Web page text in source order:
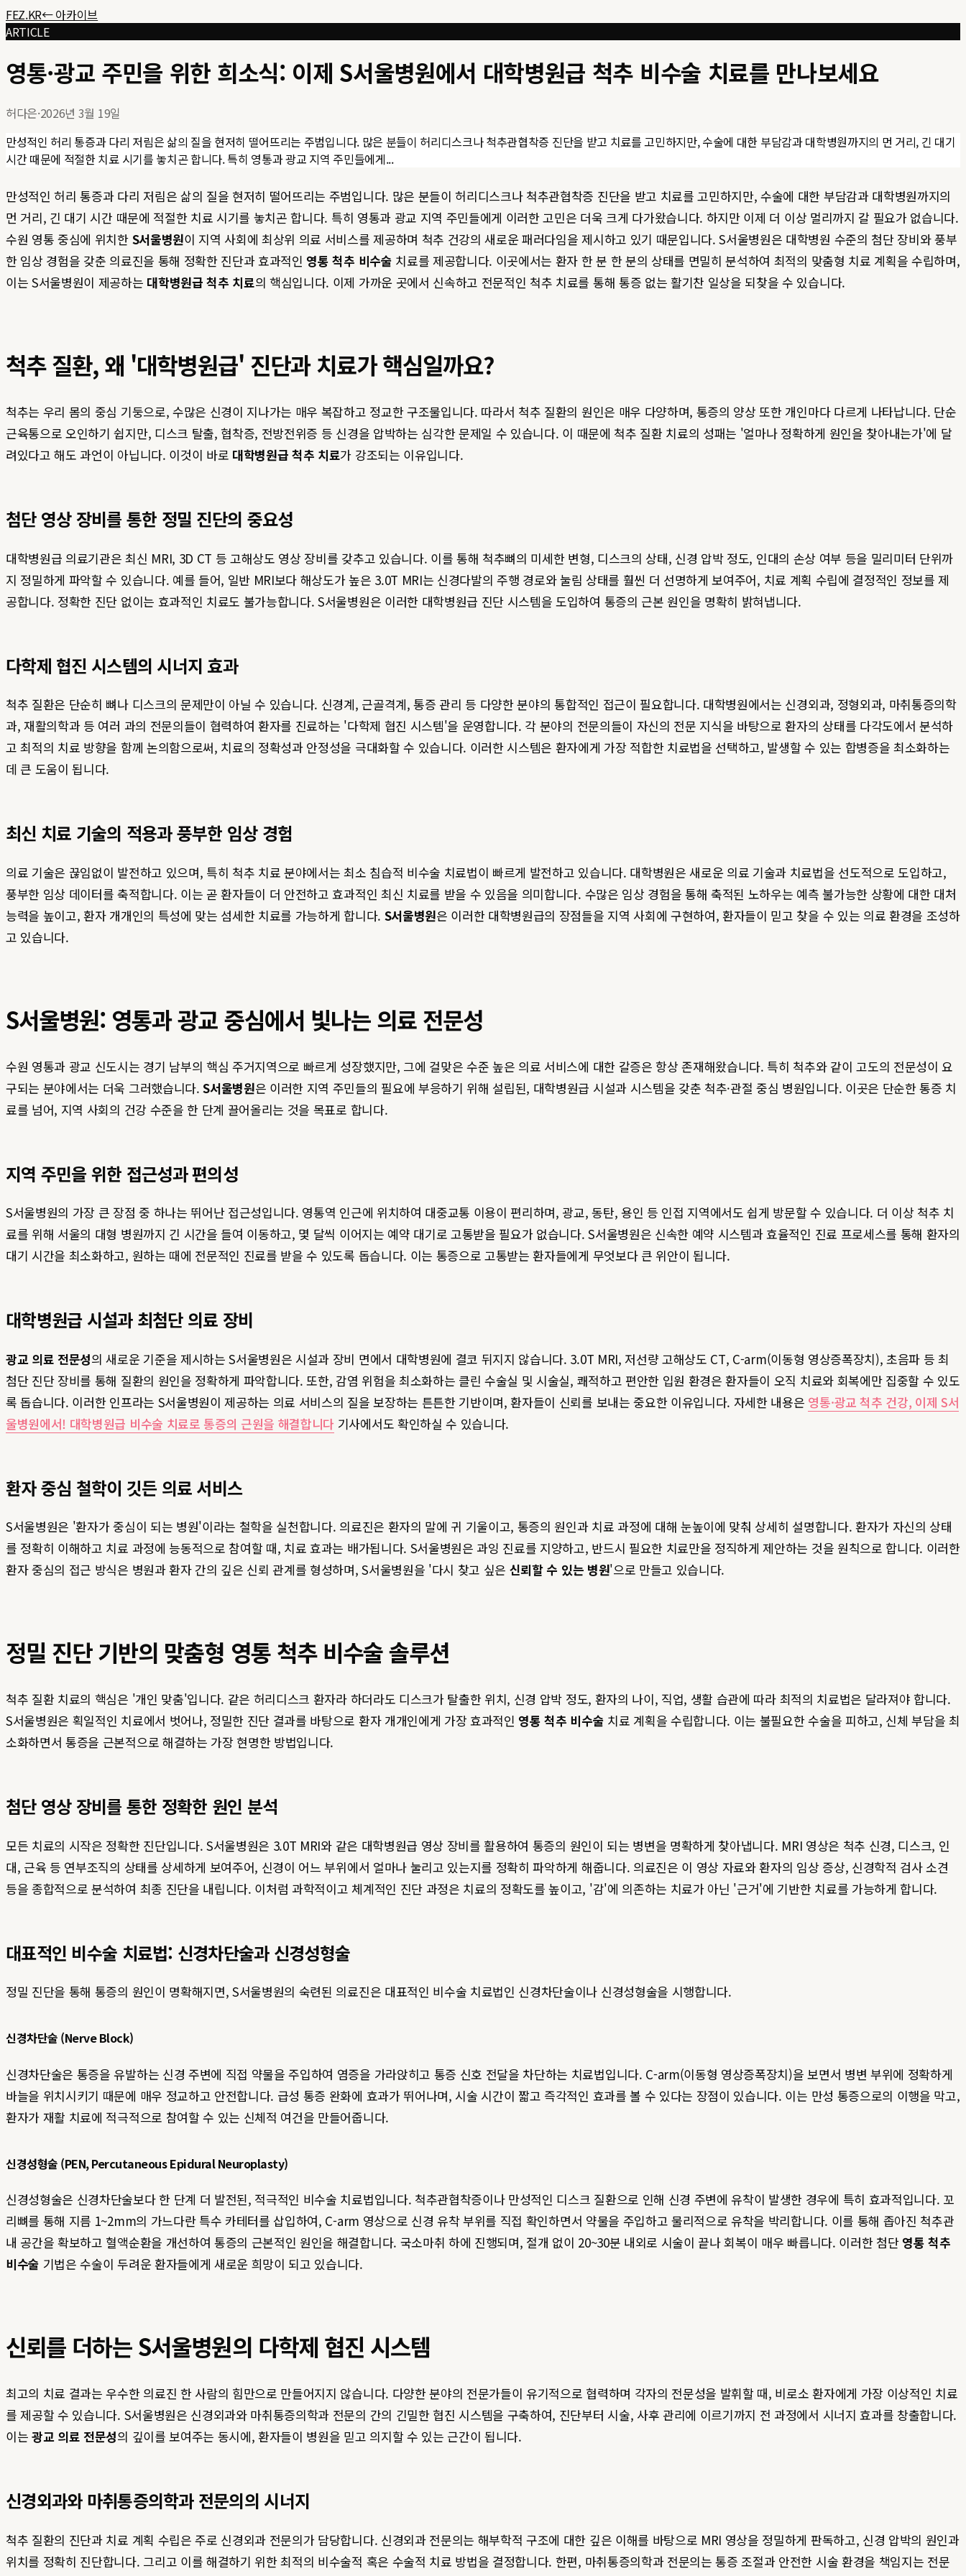
FEZ.KR← 아카이브
ARTICLE
영통·광교 주민을 위한 희소식: 이제 S서울병원에서 대학병원급 척추 비수술 치료를 만나보세요
허다은·2026년 3월 19일
만성적인 허리 통증과 다리 저림은 삶의 질을 현저히 떨어뜨리는 주범입니다. 많은 분들이 허리디스크나 척추관협착증 진단을 받고 치료를 고민하지만, 수술에 대한 부담감과 대학병원까지의 먼 거리, 긴 대기
시간 때문에 적절한 치료 시기를 놓치곤 합니다. 특히 영통과 광교 지역 주민들에게...
만성적인 허리 통증과 다리 저림은 삶의 질을 현저히 떨어뜨리는 주범입니다. 많은 분들이 허리디스크나 척추관협착증 진단을 받고 치료를 고민하지만, 수술에 대한 부담감과 대학병원까지의
먼 거리, 긴 대기 시간 때문에 적절한 치료 시기를 놓치곤 합니다. 특히 영통과 광교 지역 주민들에게 이러한 고민은 더욱 크게 다가왔습니다. 하지만 이제 더 이상 멀리까지 갈 필요가 없습니다.
수원 영통 중심에 위치한 S서울병원이 지역 사회에 최상위 의료 서비스를 제공하며 척추 건강의 새로운 패러다임을 제시하고 있기 때문입니다. S서울병원은 대학병원 수준의 첨단 장비와 풍부
한 임상 경험을 갖춘 의료진을 통해 정확한 진단과 효과적인 영통 척추 비수술 치료를 제공합니다. 이곳에서는 환자 한 분 한 분의 상태를 면밀히 분석하여 최적의 맞춤형 치료 계획을 수립하며,
이는 S서울병원이 제공하는 대학병원급 척추 치료의 핵심입니다. 이제 가까운 곳에서 신속하고 전문적인 척추 치료를 통해 통증 없는 활기찬 일상을 되찾을 수 있습니다.
척추 질환, 왜 '대학병원급' 진단과 치료가 핵심일까요?
척추는 우리 몸의 중심 기둥으로, 수많은 신경이 지나가는 매우 복잡하고 정교한 구조물입니다. 따라서 척추 질환의 원인은 매우 다양하며, 통증의 양상 또한 개인마다 다르게 나타납니다. 단순
근육통으로 오인하기 쉽지만, 디스크 탈출, 협착증, 전방전위증 등 신경을 압박하는 심각한 문제일 수 있습니다. 이 때문에 척추 질환 치료의 성패는 '얼마나 정확하게 원인을 찾아내는가'에 달
려있다고 해도 과언이 아닙니다. 이것이 바로 대학병원급 척추 치료가 강조되는 이유입니다.
첨단 영상 장비를 통한 정밀 진단의 중요성
대학병원급 의료기관은 최신 MRI, 3D CT 등 고해상도 영상 장비를 갖추고 있습니다. 이를 통해 척추뼈의 미세한 변형, 디스크의 상태, 신경 압박 정도, 인대의 손상 여부 등을 밀리미터 단위까
지 정밀하게 파악할 수 있습니다. 예를 들어, 일반 MRI보다 해상도가 높은 3.0T MRI는 신경다발의 주행 경로와 눌림 상태를 훨씬 더 선명하게 보여주어, 치료 계획 수립에 결정적인 정보를 제
공합니다. 정확한 진단 없이는 효과적인 치료도 불가능합니다. S서울병원은 이러한 대학병원급 진단 시스템을 도입하여 통증의 근본 원인을 명확히 밝혀냅니다.
다학제 협진 시스템의 시너지 효과
척추 질환은 단순히 뼈나 디스크의 문제만이 아닐 수 있습니다. 신경계, 근골격계, 통증 관리 등 다양한 분야의 통합적인 접근이 필요합니다. 대학병원에서는 신경외과, 정형외과, 마취통증의학
과, 재활의학과 등 여러 과의 전문의들이 협력하여 환자를 진료하는 '다학제 협진 시스템'을 운영합니다. 각 분야의 전문의들이 자신의 전문 지식을 바탕으로 환자의 상태를 다각도에서 분석하
고 최적의 치료 방향을 함께 논의함으로써, 치료의 정확성과 안정성을 극대화할 수 있습니다. 이러한 시스템은 환자에게 가장 적합한 치료법을 선택하고, 발생할 수 있는 합병증을 최소화하는
데 큰 도움이 됩니다.
최신 치료 기술의 적용과 풍부한 임상 경험
의료 기술은 끊임없이 발전하고 있으며, 특히 척추 치료 분야에서는 최소 침습적 비수술 치료법이 빠르게 발전하고 있습니다. 대학병원은 새로운 의료 기술과 치료법을 선도적으로 도입하고,
풍부한 임상 데이터를 축적합니다. 이는 곧 환자들이 더 안전하고 효과적인 최신 치료를 받을 수 있음을 의미합니다. 수많은 임상 경험을 통해 축적된 노하우는 예측 불가능한 상황에 대한 대처
능력을 높이고, 환자 개개인의 특성에 맞는 섬세한 치료를 가능하게 합니다. S서울병원은 이러한 대학병원급의 장점들을 지역 사회에 구현하여, 환자들이 믿고 찾을 수 있는 의료 환경을 조성하
고 있습니다.
S서울병원: 영통과 광교 중심에서 빛나는 의료 전문성
수원 영통과 광교 신도시는 경기 남부의 핵심 주거지역으로 빠르게 성장했지만, 그에 걸맞은 수준 높은 의료 서비스에 대한 갈증은 항상 존재해왔습니다. 특히 척추와 같이 고도의 전문성이 요
구되는 분야에서는 더욱 그러했습니다.S서울병원은 이러한 지역 주민들의 필요에 부응하기 위해 설립된, 대학병원급 시설과 시스템을 갖춘 척추·관절 중심 병원입니다. 이곳은 단순한 통증 치
료를 넘어, 지역 사회의 건강 수준을 한 단계 끌어올리는 것을 목표로 합니다.
지역 주민을 위한 접근성과 편의성
S서울병원의 가장 큰 장점 중 하나는 뛰어난 접근성입니다. 영통역 인근에 위치하여 대중교통 이용이 편리하며, 광교, 동탄, 용인 등 인접 지역에서도 쉽게 방문할 수 있습니다. 더 이상 척추 치
료를 위해 서울의 대형 병원까지 긴 시간을 들여 이동하고, 몇 달씩 이어지는 예약 대기로 고통받을 필요가 없습니다. S서울병원은 신속한 예약 시스템과 효율적인 진료 프로세스를 통해 환자의
대기 시간을 최소화하고, 원하는 때에 전문적인 진료를 받을 수 있도록 돕습니다. 이는 통증으로 고통받는 환자들에게 무엇보다 큰 위안이 됩니다.
대학병원급 시설과 최첨단 의료 장비
광교 의료 전문성의 새로운 기준을 제시하는 S서울병원은 시설과 장비 면에서 대학병원에 결코 뒤지지 않습니다. 3.0T MRI, 저선량 고해상도 CT, C-arm(이동형 영상증폭장치), 초음파 등 최
첨단 진단 장비를 통해 질환의 원인을 정확하게 파악합니다. 또한, 감염 위험을 최소화하는 클린 수술실 및 시술실, 쾌적하고 편안한 입원 환경은 환자들이 오직 치료와 회복에만 집중할 수 있도
록 돕습니다. 이러한 인프라는 S서울병원이 제공하는 의료 서비스의 질을 보장하는 튼튼한 기반이며, 환자들이 신뢰를 보내는 중요한 이유입니다. 자세한 내용은 영통·광교 척추 건강, 이제 S서
울병원에서! 대학병원급 비수술 치료로 통증의 근원을 해결합니다 기사에서도 확인하실 수 있습니다.
환자 중심 철학이 깃든 의료 서비스
S서울병원은 '환자가 중심이 되는 병원'이라는 철학을 실천합니다. 의료진은 환자의 말에 귀 기울이고, 통증의 원인과 치료 과정에 대해 눈높이에 맞춰 상세히 설명합니다. 환자가 자신의 상태
를 정확히 이해하고 치료 과정에 능동적으로 참여할 때, 치료 효과는 배가됩니다. S서울병원은 과잉 진료를 지양하고, 반드시 필요한 치료만을 정직하게 제안하는 것을 원칙으로 합니다. 이러한
환자 중심의 접근 방식은 병원과 환자 간의 깊은 신뢰 관계를 형성하며, S서울병원을 '다시 찾고 싶은 신뢰할 수 있는 병원'으로 만들고 있습니다.
정밀 진단 기반의 맞춤형 영통 척추 비수술 솔루션
척추 질환 치료의 핵심은 '개인 맞춤'입니다. 같은 허리디스크 환자라 하더라도 디스크가 탈출한 위치, 신경 압박 정도, 환자의 나이, 직업, 생활 습관에 따라 최적의 치료법은 달라져야 합니다.
S서울병원은 획일적인 치료에서 벗어나, 정밀한 진단 결과를 바탕으로 환자 개개인에게 가장 효과적인 영통 척추 비수술 치료 계획을 수립합니다. 이는 불필요한 수술을 피하고, 신체 부담을 최
소화하면서 통증을 근본적으로 해결하는 가장 현명한 방법입니다.
첨단 영상 장비를 통한 정확한 원인 분석
모든 치료의 시작은 정확한 진단입니다. S서울병원은 3.0T MRI와 같은 대학병원급 영상 장비를 활용하여 통증의 원인이 되는 병변을 명확하게 찾아냅니다. MRI 영상은 척추 신경, 디스크, 인
대, 근육 등 연부조직의 상태를 상세하게 보여주어, 신경이 어느 부위에서 얼마나 눌리고 있는지를 정확히 파악하게 해줍니다. 의료진은 이 영상 자료와 환자의 임상 증상, 신경학적 검사 소견
등을 종합적으로 분석하여 최종 진단을 내립니다. 이처럼 과학적이고 체계적인 진단 과정은 치료의 정확도를 높이고, '감'에 의존하는 치료가 아닌 '근거'에 기반한 치료를 가능하게 합니다.
대표적인 비수술 치료법: 신경차단술과 신경성형술
정밀 진단을 통해 통증의 원인이 명확해지면, S서울병원의 숙련된 의료진은 대표적인 비수술 치료법인 신경차단술이나 신경성형술을 시행합니다.
신경차단술 (Nerve Block)
신경차단술은 통증을 유발하는 신경 주변에 직접 약물을 주입하여 염증을 가라앉히고 통증 신호 전달을 차단하는 치료법입니다. C-arm(이동형 영상증폭장치)을 보면서 병변 부위에 정확하게
바늘을 위치시키기 때문에 매우 정교하고 안전합니다. 급성 통증 완화에 효과가 뛰어나며, 시술 시간이 짧고 즉각적인 효과를 볼 수 있다는 장점이 있습니다. 이는 만성 통증으로의 이행을 막고,
환자가 재활 치료에 적극적으로 참여할 수 있는 신체적 여건을 만들어줍니다.
신경성형술 (PEN, Percutaneous Epidural Neuroplasty)
신경성형술은 신경차단술보다 한 단계 더 발전된, 적극적인 비수술 치료법입니다. 척추관협착증이나 만성적인 디스크 질환으로 인해 신경 주변에 유착이 발생한 경우에 특히 효과적입니다. 꼬
리뼈를 통해 지름 1~2mm의 가느다란 특수 카테터를 삽입하여, C-arm 영상으로 신경 유착 부위를 직접 확인하면서 약물을 주입하고 물리적으로 유착을 박리합니다. 이를 통해 좁아진 척추관
내 공간을 확보하고 혈액순환을 개선하여 통증의 근본적인 원인을 해결합니다. 국소마취 하에 진행되며, 절개 없이 20~30분 내외로 시술이 끝나 회복이 매우 빠릅니다. 이러한 첨단 영통 척추
비수술 기법은 수술이 두려운 환자들에게 새로운 희망이 되고 있습니다.
신뢰를 더하는 S서울병원의 다학제 협진 시스템
최고의 치료 결과는 우수한 의료진 한 사람의 힘만으로 만들어지지 않습니다. 다양한 분야의 전문가들이 유기적으로 협력하며 각자의 전문성을 발휘할 때, 비로소 환자에게 가장 이상적인 치료
를 제공할 수 있습니다. S서울병원은 신경외과와 마취통증의학과 전문의 간의 긴밀한 협진 시스템을 구축하여, 진단부터 시술, 사후 관리에 이르기까지 전 과정에서 시너지 효과를 창출합니다.
이는광교 의료 전문성의 깊이를 보여주는 동시에, 환자들이 병원을 믿고 의지할 수 있는 근간이 됩니다.
신경외과와 마취통증의학과 전문의의 시너지
척추 질환의 진단과 치료 계획 수립은 주로 신경외과 전문의가 담당합니다. 신경외과 전문의는 해부학적 구조에 대한 깊은 이해를 바탕으로 MRI 영상을 정밀하게 판독하고, 신경 압박의 원인과
위치를 정확히 진단합니다. 그리고 이를 해결하기 위한 최적의 비수술적 혹은 수술적 치료 방법을 결정합니다. 한편, 마취통증의학과 전문의는 통증 조절과 안전한 시술 환경을 책임지는 전문